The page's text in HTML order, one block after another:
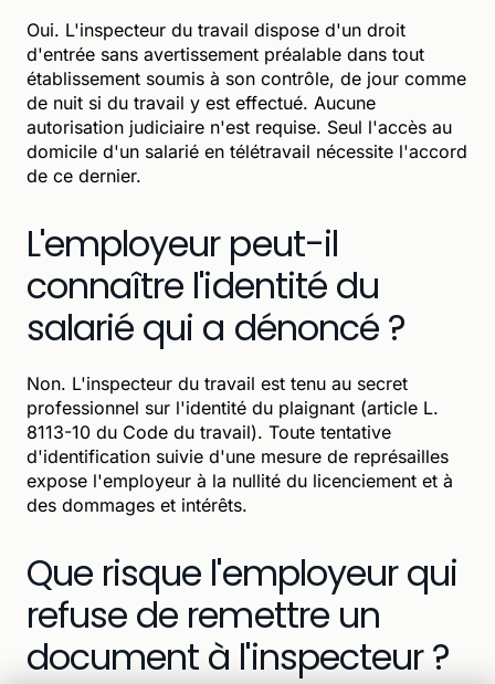
Oui. L'inspecteur du travail dispose d'un droit
d'entrée sans avertissement préalable dans tout
établissement soumis à son contrôle, de jour comme
de nuit si du travail y est effectué. Aucune
autorisation judiciaire n'est requise. Seul l'accès au
domicile d'un salarié en télétravail nécessite l'accord
de ce dernier.
L'employeur peut-il
connaître l'identité du
salarié qui a dénoncé ?
Non. L'inspecteur du travail est tenu au secret
professionnel sur l'identité du plaignant (article L.
8113-10 du Code du travail). Toute tentative
d'identification suivie d'une mesure de représailles
expose l'employeur à la nullité du licenciement et à
des dommages et intérêts.
Que risque l'employeur qui
refuse de remettre un
document à l'inspecteur ?